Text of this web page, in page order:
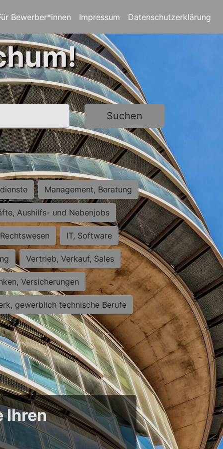
Bewerber*innen Impressum Datenschutzerklärung
Suchen
Management, Beratung
Aushilfs- und Nebenjobs
Rechtswesen IT, Software
Vertrieb, Verkauf, Sales
Versicherungen
gewerblich technische Berufe
Ihren